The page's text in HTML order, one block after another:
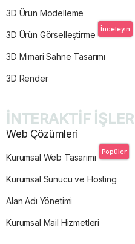
3D Ürün Modelleme
3D Ürün Görselleştirme
İnceleyin
3D Mimari Sahne Tasarımı
3D Render
İNTERAKTİF İŞLER
Web Çözümleri
Kurumsal Web Tasarımı
Popüler
Kurumsal Sunucu ve Hosting
Alan Adı Yönetimi
Kurumsal Mail Hizmetleri